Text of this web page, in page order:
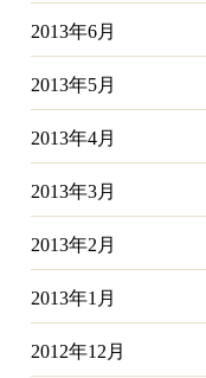
2013年6月
2013年5月
2013年4月
2013年3月
2013年2月
2013年1月
2012年12月